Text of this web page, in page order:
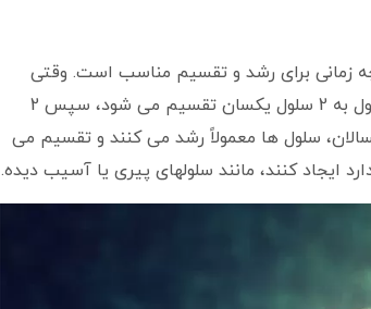
زمانی برای رشد و تقسیم مناسب است. وقتی
سلول ها تقسیم می شوند، کپی های دقیق از خود می سازند. یک سلول به 2 سلول یکسان تقسیم می شود، سپس 2
سلول ها معمولاً رشد می کنند و تقسیم می
ایجاد کنند، مانند سلولهای پیری یا آسیب دیده.